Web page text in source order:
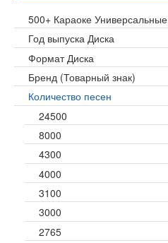
500+ Караоке Универсальные
Год выпуска Диска
Формат Диска
Бренд (Товарный знак)
Количество песен
24500
8000
4300
4000
3100
3000
2765